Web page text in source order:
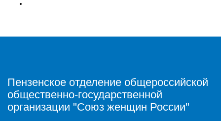
Пензенское отделение общероссийской
общественно-государственной
организации "Союз женщин России"